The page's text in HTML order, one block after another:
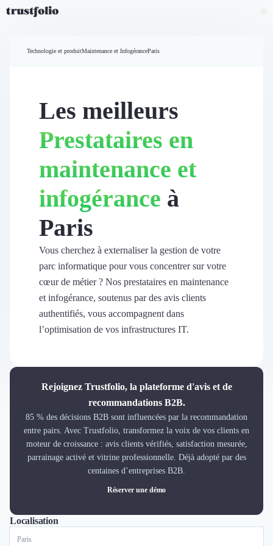
Widgets d'avis
Partage d’avis multicanal
Vidéo de témoignage
Révéler le réseau
Vitrine & média
Suivi du ROI
Voir tous nos avis clients
Connexion
Cabinet de Recrutement
Marque Employeur
Conseil en Management et Organisation
Responsabilité Sociétale des Entreprises (RSE)
Marketplace de freelance
Coaching
Accueil
Technologie et produitMaintenance et InfogéranceParis
Les meilleurs
Prestataires en
maintenance et
infogérance à
Paris
Vous cherchez à externaliser la gestion de votre
parc informatique pour vous concentrer sur votre
cœur de métier ? Nos prestataires en maintenance
et infogérance, soutenus par des avis clients
authentifiés, vous accompagnent dans
l’optimisation de vos infrastructures IT.
Rejoignez Trustfolio, la plateforme d'avis et de
recommandations B2B.
85 % des décisions B2B sont influencées par la recommandation
entre pairs. Avec Trustfolio, transformez la voix de vos clients en
moteur de croissance : avis clients vérifiés, satisfaction mesurée,
parrainage activé et vitrine professionnelle. Déjà adopté par des
centaines d’entreprises B2B.
Réserver une démo
Localisation
ToutLyonParis